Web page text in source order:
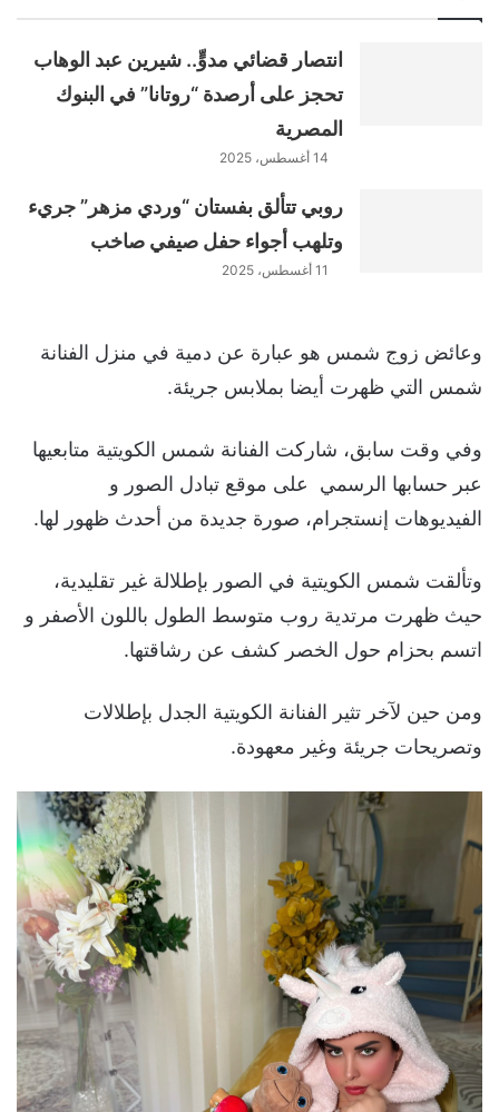
انتصار قضائي مدوٍّ.. شيرين عبد الوهاب
تحجز على أرصدة “روتانا” في البنوك
المصرية
14 أغسطس، 2025
روبي تتألق بفستان “وردي مزهر” جريء
وتلهب أجواء حفل صيفي صاخب
11 أغسطس، 2025
وعائض زوج شمس هو عبارة عن دمية في منزل الفنانة
شمس التي ظهرت أيضا بملابس جريئة.
وفي وقت سابق، شاركت الفنانة شمس الكويتية متابعيها
عبر حسابها الرسمي على موقع تبادل الصور و
الفيديوهات إنستجرام، صورة جديدة من أحدث ظهور لها.
وتألقت شمس الكويتية في الصور بإطلالة غير تقليدية،
حيث ظهرت مرتدية روب متوسط الطول باللون الأصفر و
اتسم بحزام حول الخصر كشف عن رشاقتها.
ومن حين لآخر تثير الفنانة الكويتية الجدل بإطلالات
وتصريحات جريئة وغير معهودة.